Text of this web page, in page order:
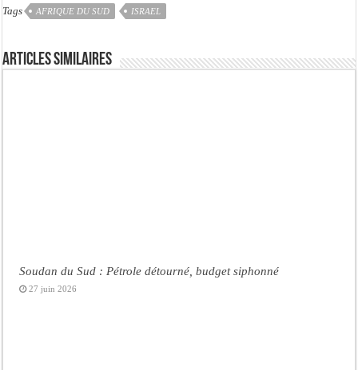
Tags AFRIQUE DU SUD ISRAEL
Articles similaires
Soudan du Sud : Pétrole détourné, budget siphonné
27 juin 2026